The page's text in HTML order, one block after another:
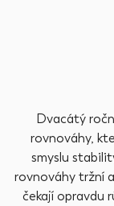
Dvacátý
rovnováhy,
smyslu
rovnováhy tržní
čekají opravdu